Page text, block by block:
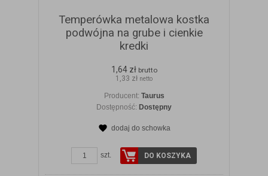
Temperówka metalowa kostka
podwójna na grube i cienkie
kredki
1,64 zł brutto
1,33 zł netto
Producent: Taurus
Dostępność: Dostępny
dodaj do schowka
szt. DO KOSZYKA